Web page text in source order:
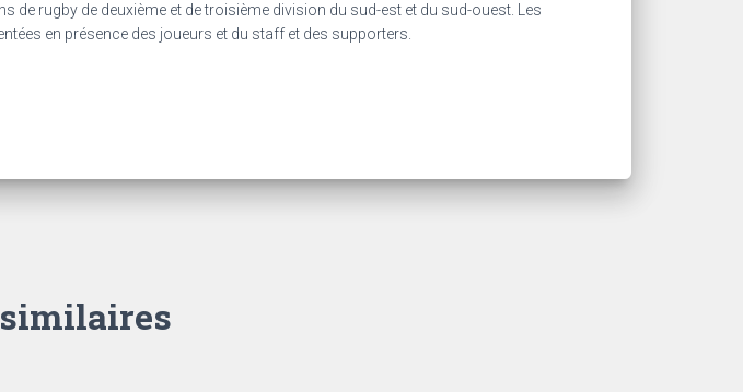
de rugby de deuxième et de troisième division du sud-est et du sud-ouest. Les
en présence des joueurs et du staff et des supporters.